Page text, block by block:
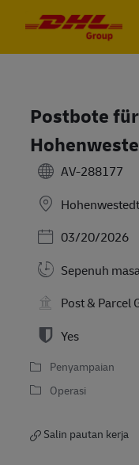
Postbote
AV-288177
Posted Date
03/20/2026
Sepenuh
Post & Parcel
Yes
Penyampaian
Operasi
Salin pautan kerja